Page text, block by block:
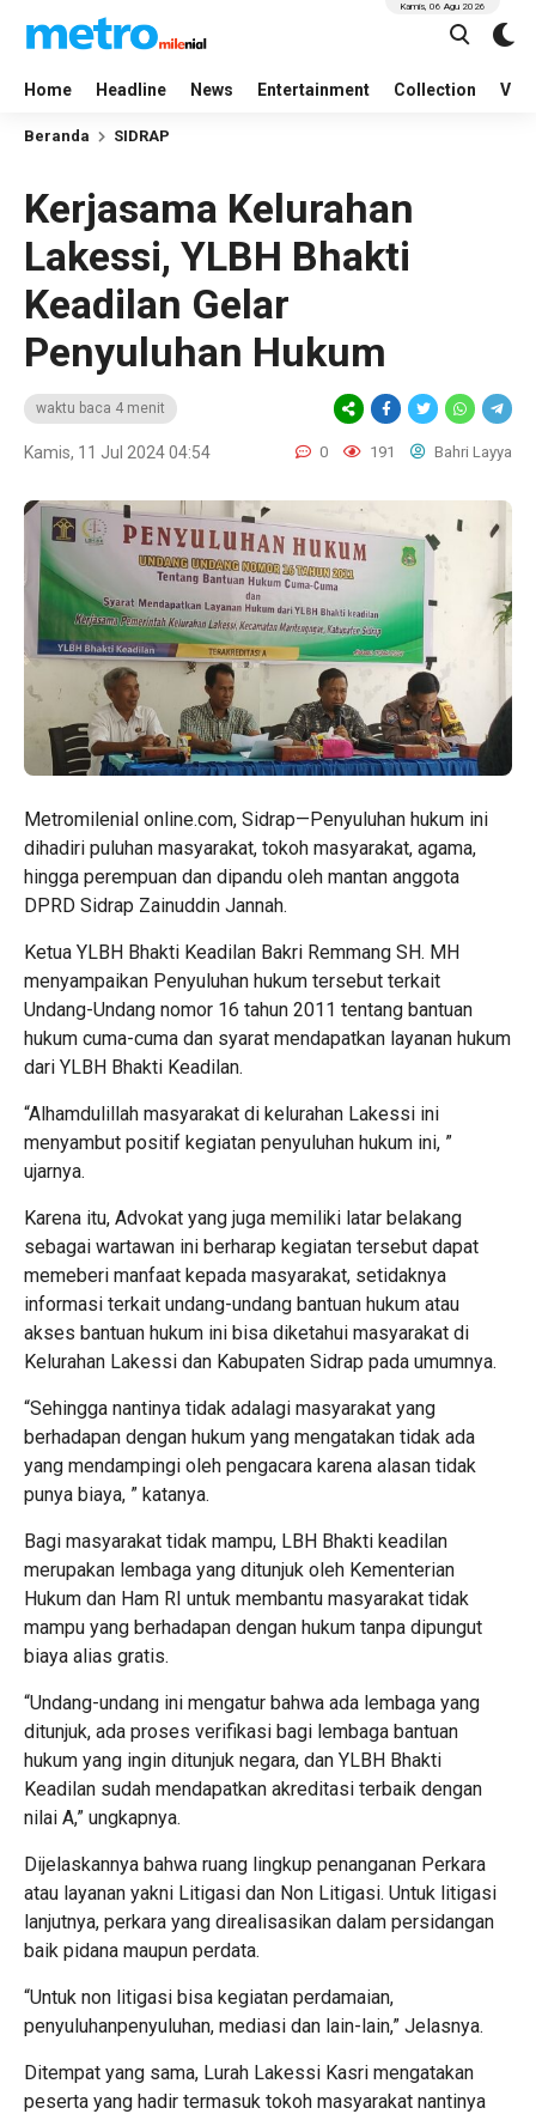
Home Headline News Entertainment Collection
Kamis, 06 Agu 2026
Beranda SIDRAP
Kerjasama Kelurahan
Lakessi, YLBH Bhakti
Keadilan Gelar
Penyuluhan Hukum
waktu baca 4 menit
Kamis, 11 Jul 2024 04:54 0 191 Bahri Layya
Metromilenial online.com, Sidrap—Penyuluhan hukum ini
dihadiri puluhan masyarakat, tokoh masyarakat, agama,
hingga perempuan dan dipandu oleh mantan anggota
DPRD Sidrap Zainuddin Jannah.
Ketua YLBH Bhakti Keadilan Bakri Remmang SH. MH
menyampaikan Penyuluhan hukum tersebut terkait
Undang-Undang nomor 16 tahun 2011 tentang bantuan
hukum cuma-cuma dan syarat mendapatkan layanan hukum
dari YLBH Bhakti Keadilan.
“Alhamdulillah masyarakat di kelurahan Lakessi ini
menyambut positif kegiatan penyuluhan hukum ini, ”
ujarnya.
Karena itu, Advokat yang juga memiliki latar belakang
sebagai wartawan ini berharap kegiatan tersebut dapat
memeberi manfaat kepada masyarakat, setidaknya
informasi terkait undang-undang bantuan hukum atau
akses bantuan hukum ini bisa diketahui masyarakat di
Kelurahan Lakessi dan Kabupaten Sidrap pada umumnya.
“Sehingga nantinya tidak adalagi masyarakat yang
berhadapan dengan hukum yang mengatakan tidak ada
yang mendampingi oleh pengacara karena alasan tidak
punya biaya, ” katanya.
Bagi masyarakat tidak mampu, LBH Bhakti keadilan
merupakan lembaga yang ditunjuk oleh Kementerian
Hukum dan Ham RI untuk membantu masyarakat tidak
mampu yang berhadapan dengan hukum tanpa dipungut
biaya alias gratis.
“Undang-undang ini mengatur bahwa ada lembaga yang
ditunjuk, ada proses verifikasi bagi lembaga bantuan
hukum yang ingin ditunjuk negara, dan YLBH Bhakti
Keadilan sudah mendapatkan akreditasi terbaik dengan
nilai A,” ungkapnya.
Dijelaskannya bahwa ruang lingkup penanganan Perkara
atau layanan yakni Litigasi dan Non Litigasi. Untuk litigasi
lanjutnya, perkara yang direalisasikan dalam persidangan
baik pidana maupun perdata.
“Untuk non litigasi bisa kegiatan perdamaian,
penyuluhanpenyuluhan, mediasi dan lain-lain,” Jelasnya.
Ditempat yang sama, Lurah Lakessi Kasri mengatakan
peserta yang hadir termasuk tokoh masyarakat nantinya